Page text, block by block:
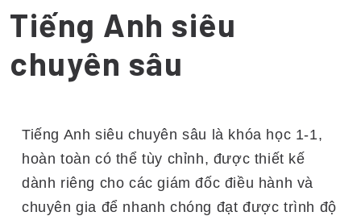
Tiếng Anh siêu
chuyên sâu
Tiếng Anh siêu chuyên sâu là khóa học 1-1,
hoàn toàn có thể tùy chỉnh, được thiết kế
dành riêng cho các giám đốc điều hành và
chuyên gia để nhanh chóng đạt được trình độ